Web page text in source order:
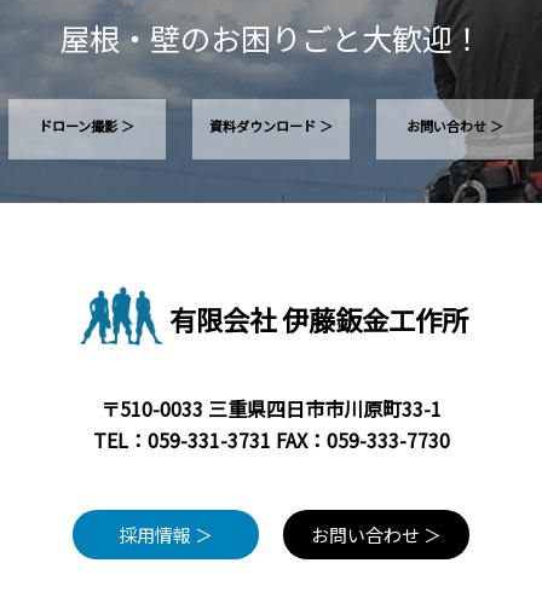
屋根・壁のお困りごと大歓迎！
ドローン撮影 ＞ 資料ダウンロード ＞ お問い合わせ ＞
有限会社 伊藤鈑金工作所
〒510-0033 三重県四日市市川原町33-1
TEL： 059-331-3731 FAX：059-333-7730
採用情報 ＞ お問い合わせ ＞